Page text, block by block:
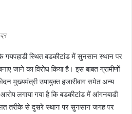
स्थित बडकीटांड में सुनसान स्थान पर
जाने का विरोध किया है। इस बाबत ग्रामीणों
मुख्यमंत्री उपायुक्त हजारीबाग समेत अन्य
लगाया गया है कि बडकीटांड में आंगनबाडी
तरीके से दुसरे स्थान पर सुनसान जगह पर